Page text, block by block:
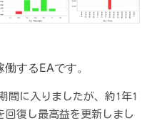
するEAです。
間に入りましたが、約1年1
回復し最高益を更新しまし